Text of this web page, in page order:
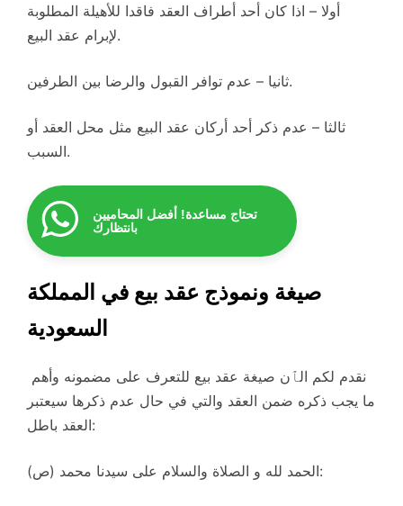
أولا – اذا كان أحد أطراف العقد فاقدا للأهيلة المطلوبة
لإبرام عقد البيع.
ثانيا – عدم توافر القبول والرضا بين الطرفين.
ثالثا – عدم ذكر أحد أركان عقد البيع مثل محل العقد أو
السبب.
تحتاج مساعدة! أفضل المحاميين
بانتظارك
صيغة ونموذج عقد بيع في المملكة
السعودية
ما يجب ذكره ضمن العقد والتي في حال عدم ذكرها سيعتبر
العقد باطل:
الحمد لله و الصلاة والسلام على سيدنا محمد (ص):